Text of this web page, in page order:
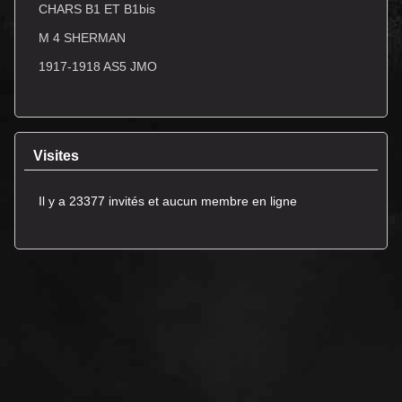
CHARS B1 ET B1bis
M 4 SHERMAN
1917-1918 AS5 JMO
Visites
Il y a 23377 invités et aucun membre en ligne